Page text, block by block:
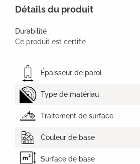
Détails du produit
Durabilité
Ce produit est certifié
Épaisseur de paroi
Type de matériau
Traitement de surface
Couleur de base
Surface de base